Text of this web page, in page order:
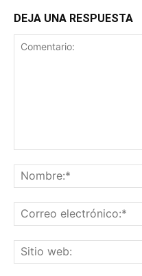
DEJA UNA RESPUESTA